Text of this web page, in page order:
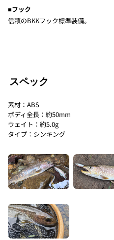
■フック
信頼のBKKフック標準装備。
スペック
素材：ABS
ボディ全長：約50mm
ウェイト：約5.0g
タイプ：シンキング